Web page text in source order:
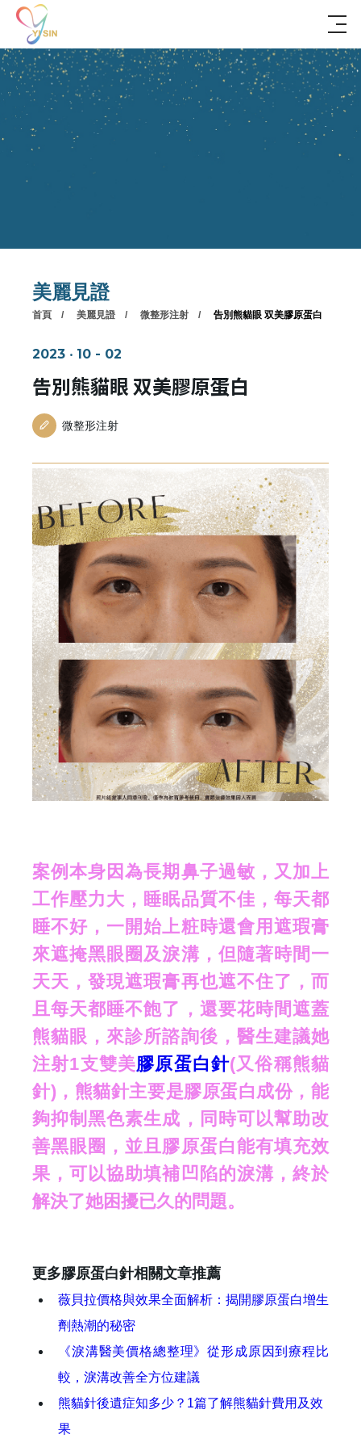
美麗見證
首頁 美麗見證 微整形注射 告別熊貓眼 双美膠原蛋白
2023 ‧ 10 - 02
告別熊貓眼 双美膠原蛋白
微整形注射
案例本身因為長期鼻子過敏，又加上
工作壓力大，睡眠品質不佳，每天都
睡不好，一開始上粧時還會用遮瑕膏
來遮掩黑眼圈及淚溝，但隨著時間一
天天，發現遮瑕膏再也遮不住了，而
且每天都睡不飽了，還要花時間遮蓋
熊貓眼，來診所諮詢後，醫生建議她
注射1支雙美膠原蛋白針(又俗稱熊貓
針)，熊貓針主要是膠原蛋白成份，能
夠抑制黑色素生成，同時可以幫助改
善黑眼圈，並且膠原蛋白能有填充效
果，可以協助填補凹陷的淚溝，終於
解決了她困擾已久的問題。
更多膠原蛋白針相關文章推薦
薇貝拉價格與效果全面解析：揭開膠原蛋白增生
劑熱潮的秘密
《淚溝醫美價格總整理》從形成原因到療程比
較，淚溝改善全方位建議
熊貓針後遺症知多少？1篇了解熊貓針費用及效
果